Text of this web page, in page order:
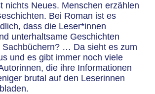
nichts Neues. Menschen erzählen
Bei Roman ist es
dass die Leser*innen
unterhaltsame Geschichten
Sachbüchern? … Da sieht es zum
und es gibt immer noch viele
die ihre Informationen
brutal auf den Leserinnen